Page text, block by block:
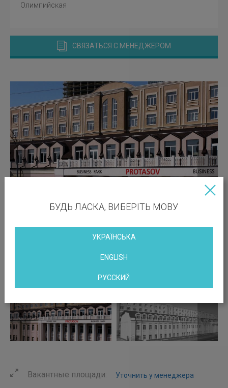
Олимпийская
СВЯЗАТЬСЯ С МЕНЕДЖЕРОМ
Вакантные площади: Уточнить у менеджера
БУДЬ ЛАСКА, ВИБЕРІТЬ МОВУ
УКРАЇНСЬКА
ENGLISH
РУССКИЙ